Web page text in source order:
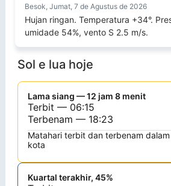
Besok, Jumat, 7 de Agustus de 2026
Hujan ringan. Temperatura +34°.
umidade 54%, vento S 2.5 m/s.
Sol e lua hoje
Lama siang — 12 jam 8 menit
Terbit — 06:15
Terbenam — 18:23
Matahari terbit dan terbenam
kota
Kuartal terakhir, 45%